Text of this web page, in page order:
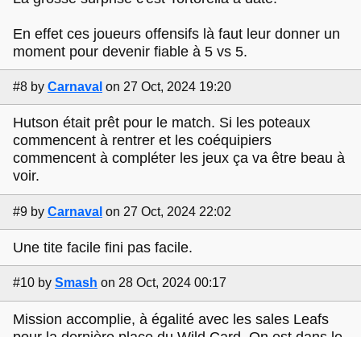
En effet ces joueurs offensifs là faut leur donner un
moment pour devenir fiable à 5 vs 5.
#8 by Carnaval on 27 Oct, 2024 19:20
Hutson était prêt pour le match. Si les poteaux
commencent à rentrer et les coéquipiers
commencent à compléter les jeux ça va être beau à
voir.
#9 by Carnaval on 27 Oct, 2024 22:02
Une tite facile fini pas facile.
#10 by Smash on 28 Oct, 2024 00:17
Mission accomplie, à égalité avec les sales Leafs